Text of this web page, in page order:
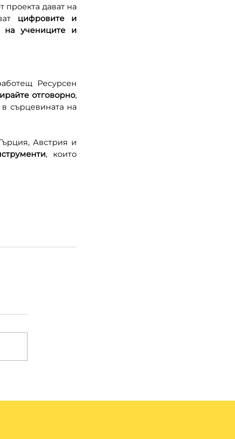
проекта дават на
цифровите и
на учениците и
Ресурсен
отговорно
в сърцевината на
Австрия и
, които